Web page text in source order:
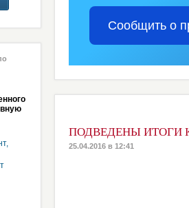
Сообщить о
ПОДВЕДЕНЫ ИТОГИ
25.04.2016 в 12:41